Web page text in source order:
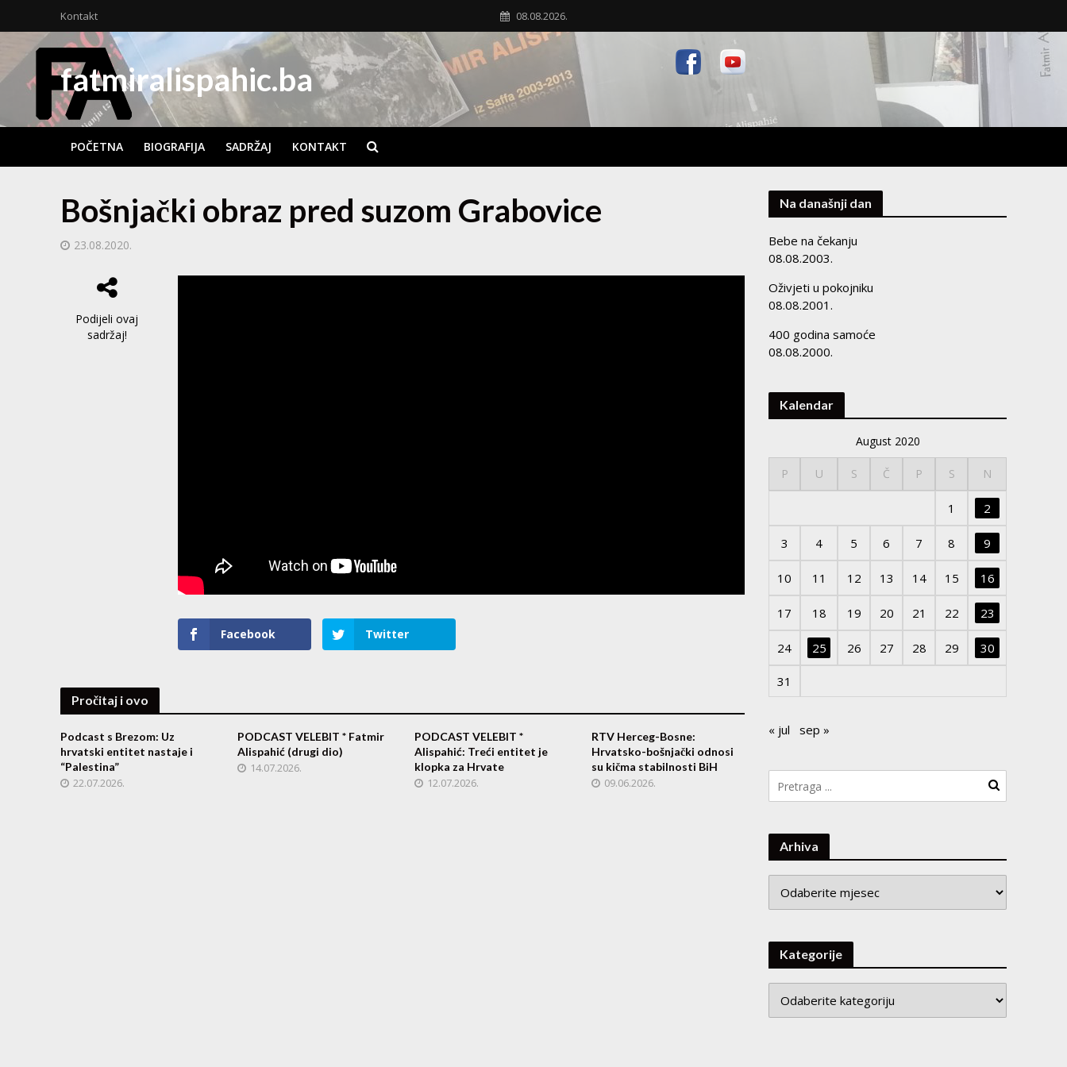
Kontakt 08.08.2026.
fatmiralispahic.ba
POČETNA BIOGRAFIJA SADRŽAJ KONTAKT
Bošnjački obraz pred suzom Grabovice
23.08.2020.
Podijeli ovaj
sadržaj!
Facebook Twitter
Pročitaj i ovo
Podcast s Brezom: Uz
hrvatski entitet nastaje i
“Palestina”
22.07.2026.
PODCAST VELEBIT * Fatmir
Alispahić (drugi dio)
14.07.2026.
PODCAST VELEBIT *
Alispahić: Treći entitet je
klopka za Hrvate
12.07.2026.
RTV Herceg-Bosne:
Hrvatsko-bošnjački odnosi
su kičma stabilnosti BiH
09.06.2026.
Na današnji dan
Bebe na čekanju
08.08.2003.
Oživjeti u pokojniku
08.08.2001.
400 godina samoće
08.08.2000.
Kalendar
August 2020
P U S Č P S N
1 2
3 4 5 6 7 8 9
10 11 12 13 14 15 16
17 18 19 20 21 22 23
24 25 26 27 28 29 30
31
« jul sep »
Arhiva
Kategorije